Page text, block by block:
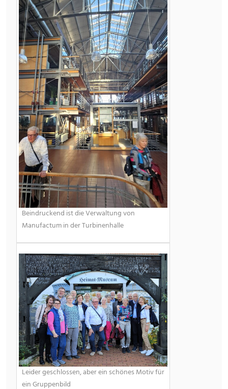
Beindruckend ist die Verwaltung von
Manufactum in der Turbinenhalle
Leider geschlossen, aber ein schönes Motiv für
ein Gruppenbild